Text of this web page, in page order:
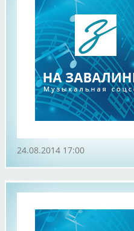
24.08.2014 17:00